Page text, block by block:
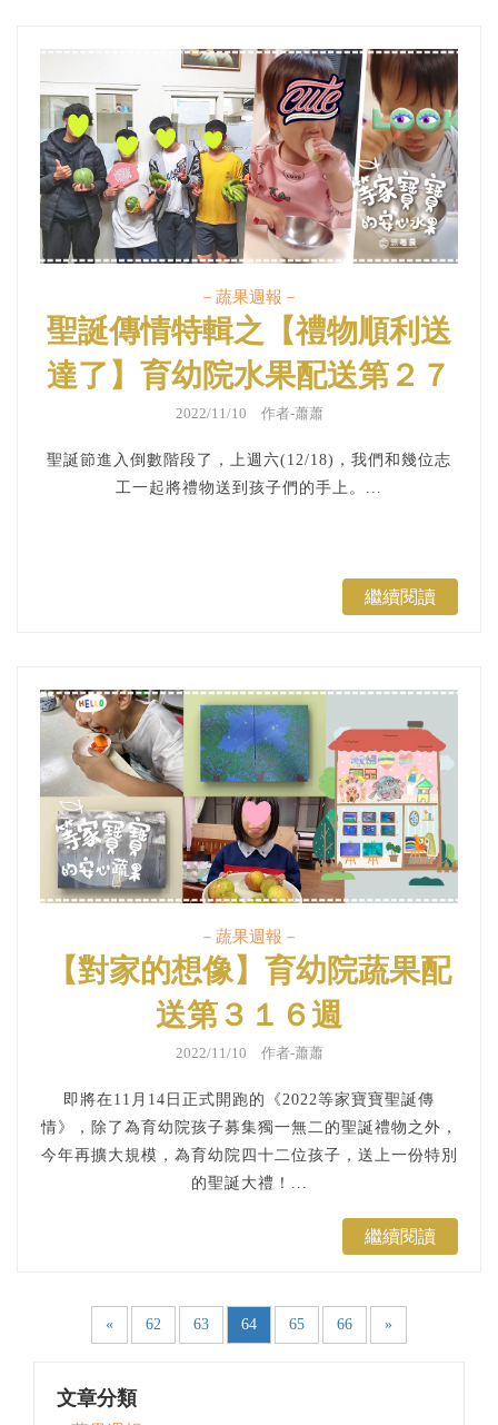
－蔬果週報－
聖誕傳情特輯之【禮物順利送
達了】育幼院水果配送第２７
１週｜蔬果週報
2022/11/10 作者-蕭蕭
聖誕節進入倒數階段了，上週六(12/18)，我們和幾位志
工一起將禮物送到孩子們的手上。...
繼續閱讀
－蔬果週報－
【對家的想像】育幼院蔬果配
送第３１６週
2022/11/10 作者-蕭蕭
即將在11月14日正式開跑的《2022等家寶寶聖誕傳
情》，除了為育幼院孩子募集獨一無二的聖誕禮物之外，
今年再擴大規模，為育幼院四十二位孩子，送上一份特別
的聖誕大禮！...
繼續閱讀
« 62 63 64 65 66 »
文章分類